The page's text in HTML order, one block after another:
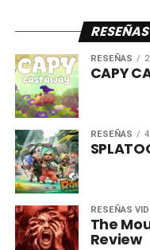
RESEÑAS
CAPY
RESEÑAS
RESEÑAS
The
Review